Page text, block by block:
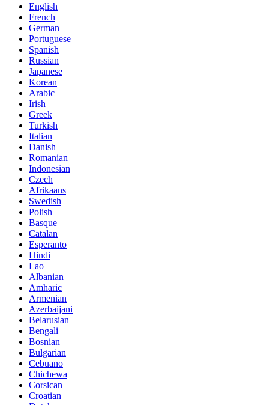
English
French
German
Portuguese
Spanish
Russian
Japanese
Korean
Arabic
Irish
Greek
Turkish
Italian
Danish
Romanian
Indonesian
Czech
Afrikaans
Swedish
Polish
Basque
Catalan
Esperanto
Hindi
Lao
Albanian
Amharic
Armenian
Azerbaijani
Belarusian
Bengali
Bosnian
Bulgarian
Cebuano
Chichewa
Corsican
Croatian